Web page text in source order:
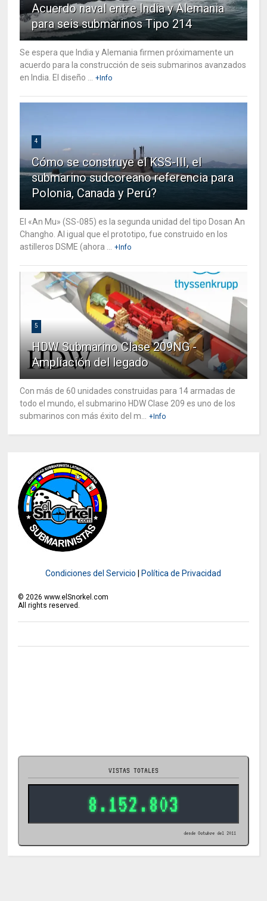
Acuerdo naval entre India y Alemania
para seis submarinos Tipo 214
Se espera que India y Alemania firmen próximamente un
acuerdo para la construcción de seis submarinos avanzados
en India. El diseño ...
+Info
4
Cómo se construye el KSS-III, el
submarino sudcoreano referencia para
Polonia, Canada y Perú?
El «An Mu» (SS-085) es la segunda unidad del tipo Dosan An
Changho. Al igual que el prototipo, fue construido en los
astilleros DSME (ahora ...
+Info
5
HDW Submarino Clase 209NG -
Ampliación del legado
Con más de 60 unidades construidas para 14 armadas de
todo el mundo, el submarino HDW Clase 209 es uno de los
submarinos con más éxito del m...
+Info
Condiciones del Servicio |Política de Privacidad
© 2026 www.elSnorkel.com
All rights reserved.
VISTAS TOTALES
8.152.803
desde Octubre del 2011